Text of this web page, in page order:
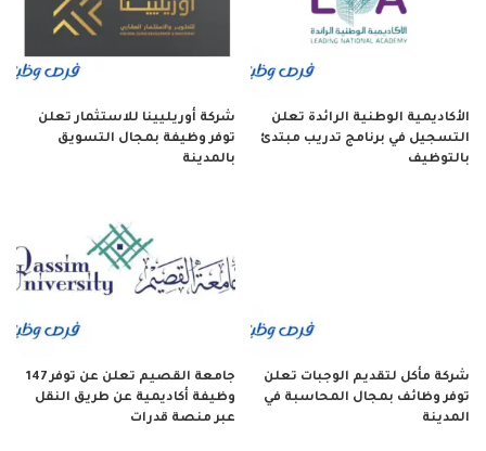
الأكاديمية الوطنية الرائدة تعلن
التسجيل في برنامج تدريب مبتدئ
بالتوظيف
شركة أوريليينا للاستثمار تعلن
توفر وظيفة بمجال التسويق
بالمدينة
شركة مأكل لتقديم الوجبات تعلن
توفر وظائف بمجال المحاسبة في
المدينة
جامعة القصيم تعلن عن توفر 147
وظيفة أكاديمية عن طريق النقل
عبر منصة قدرات